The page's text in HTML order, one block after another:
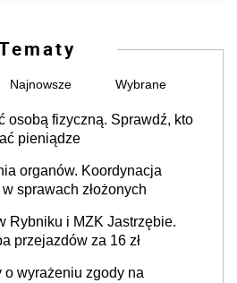
Najnowsze Wybrane
osobą fizyczną. Sprawdź, kto
pieniądze
organów. Koordynacja
sprawach złożonych
Rybniku i MZK Jastrzębie.
przejazdów za 16 zł
o wyrażeniu zgody na